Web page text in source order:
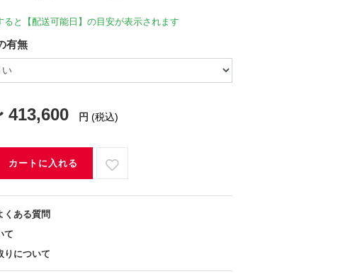
と【配送可能日】の目安が表示されます
有無
413,600 円 (税込)
カートに入れる
くある質問
て
りについて